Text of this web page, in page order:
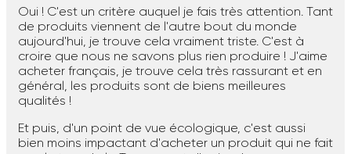
Oui ! C'est un critère auquel je fais très attention. Tant
de produits viennent de l'autre bout du monde
aujourd'hui, je trouve cela vraiment triste. C'est à
croire que nous ne savons plus rien produire ! J'aime
acheter français, je trouve cela très rassurant et en
général, les produits sont de biens meilleures
qualités !
Et puis, d'un point de vue écologique, c'est aussi
bien moins impactant d'acheter un produit qui ne fait